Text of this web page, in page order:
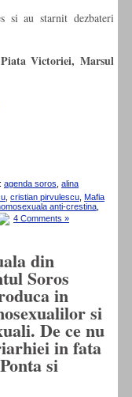
si au starnit dezbateri
Victoriei, Marsul
agenda soros alina
cristian pirvulescu Mafia
anti-crestina
4 Comments »
din
Soros
in
si
De ce nu
in fata
si